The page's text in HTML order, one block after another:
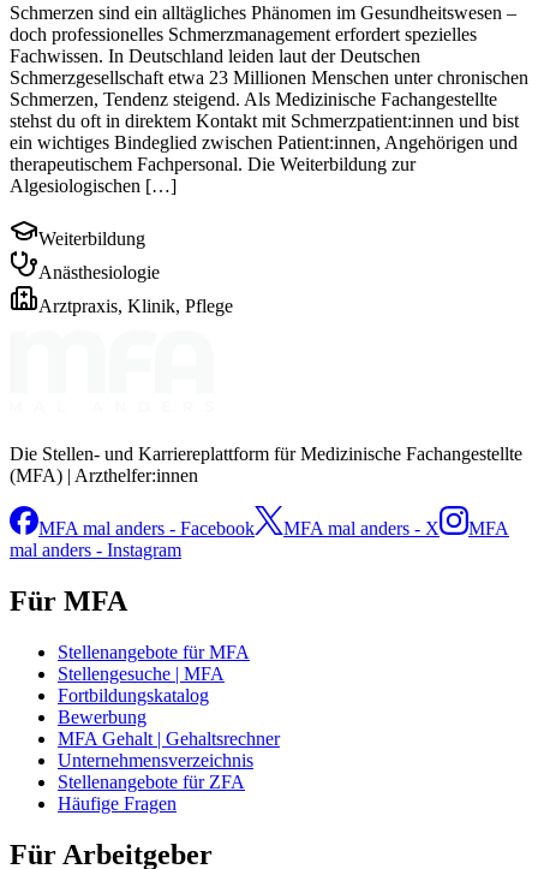
Schmerzen sind ein alltägliches Phänomen im Gesundheitswesen –
doch professionelles Schmerzmanagement erfordert spezielles
Fachwissen. In Deutschland leiden laut der Deutschen
Schmerzgesellschaft etwa 23 Millionen Menschen unter chronischen
Schmerzen, Tendenz steigend. Als Medizinische Fachangestellte
stehst du oft in direktem Kontakt mit Schmerzpatient:innen und bist
ein wichtiges Bindeglied zwischen Patient:innen, Angehörigen und
therapeutischem Fachpersonal. Die Weiterbildung zur
Algesiologischen […]
Weiterbildung
Anästhesiologie
Arztpraxis, Klinik, Pflege
Die Stellen- und Karriereplattform für Medizinische Fachangestellte
(MFA) | Arzthelfer:innen
MFA mal anders - Facebook MFA mal anders - X
MFA
mal anders - Instagram
Für MFA
Stellenangebote für MFA
Stellengesuche | MFA
Fortbildungskatalog
Bewerbung
MFA Gehalt | Gehaltsrechner
Unternehmensverzeichnis
Stellenangebote für ZFA
Häufige Fragen
Für Arbeitgeber